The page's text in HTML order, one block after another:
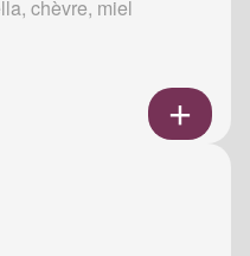
chèvre, miel